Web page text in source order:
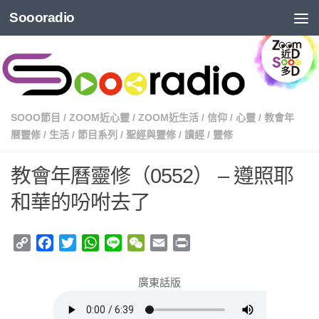
Soooradio
SOOO節目 / ZOOM近心靈 / ZOOM近生活 / 信仰 / 心靈 / 教會年
曆靈修 / 生活 / 節目系列 / 聖經與靈修 / 讀經 / 靈修
教會年曆靈修（0552） – 遵照耶
和華的吩咐去了
Copy
Facebook
TwitterWhatsApp
Line WeChat
Email
廣東話版